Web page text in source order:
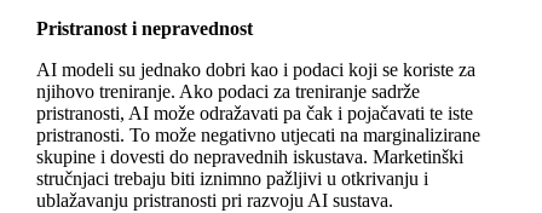
Pristranost i nepravednost
AI modeli su jednako dobri kao i podaci koji se koriste za
njihovo treniranje. Ako podaci za treniranje sadrže
pristranosti, AI može odražavati pa čak i pojačavati te iste
pristranosti. To može negativno utjecati na marginalizirane
skupine i dovesti do nepravednih iskustava. Marketinški
stručnjaci trebaju biti iznimno pažljivi u otkrivanju i
ublažavanju pristranosti pri razvoju AI sustava.